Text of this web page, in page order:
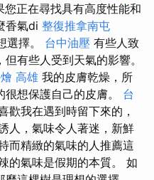
您正在尋找具有高度性能和
香氣di 整復推拿南屯
選擇。 台中油壓 有些人致
有些人受到天氣的影響。
高雄 我的皮膚乾燥，所
想保護自己的皮膚。 台
歡我在遇到時留下來的，
人，氣味令人著迷，新鮮
而精緻的氣味的人推薦這
的氣味是假期的本質。 如